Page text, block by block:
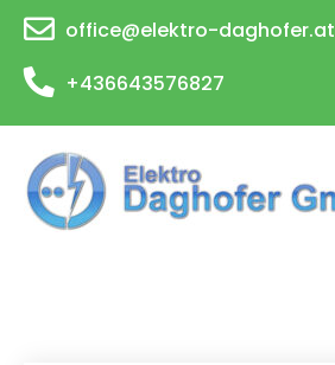
Skip
content
office@elektro-daghofer.at
+436643576827